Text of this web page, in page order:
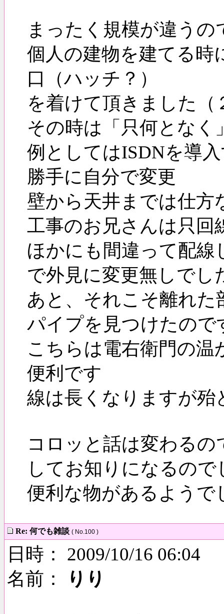
まったく規模が違う
個人の建物を建てる時
口（ハッチ？）
を着けて頂きました（
その時は「只何とな
例としてはISDNを導
勝手に自分で変更
壁から天井までは仕方
工事のお兄さんは只回
ほかにも間違って配
で外見に変更無しでし
あと、それこそ離れ
パイプを見つけたので
こちらは電右衛門の
便利です
線は長くなりますが殆
コロッと話は変わる
してお知りになるので
便利な物があるよう
Re: 何でも雑談 ( No.100 )
日時： 2009/10/16 06:04
名前：
りり